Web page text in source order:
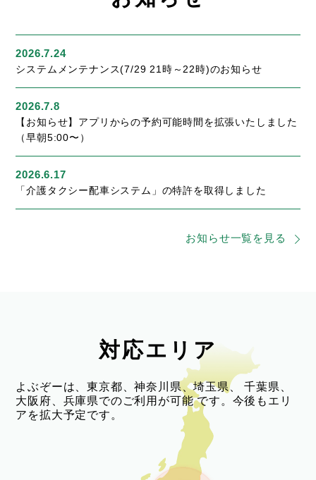
2026.7.24
システムメンテナンス(7/29 21時～22時)のお知らせ
2026.7.8
【お知らせ】アプリからの予約可能時間を拡張いたしました
（早朝5:00〜）
2026.6.17
「介護タクシー配車システム」の特許を取得しました
お知らせ一覧を見る
対応エリア
よぶぞーは、東京都、神奈川県、埼玉県、
千葉県、
大阪府、兵庫県でのご利用が可能です。今後もエリ
アを拡大予定です。